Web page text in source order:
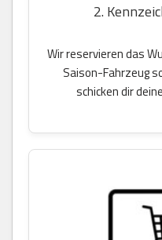
2.
Wir reservieren das
Saison-Fahrzeug
schicken dir